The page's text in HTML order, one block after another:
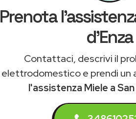
Prenota
d'Enza
Contattaci, descrivi il
elettrodomestico e prendi un
l'assistenza Miele a